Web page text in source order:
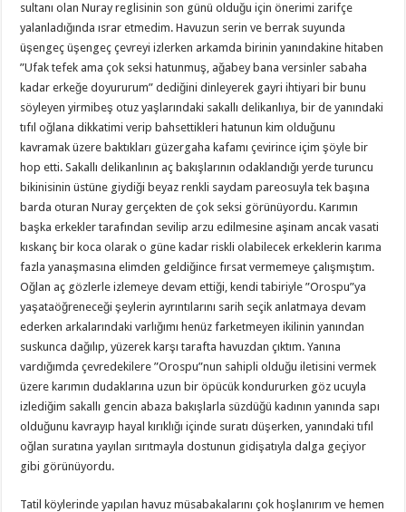
sultanı olan Nuray reglisinin son günü olduğu için önerimi zarifçe
yalanladığında ısrar etmedim. Havuzun serin ve berrak suyunda
üşengeç üşengeç çevreyi izlerken arkamda birinin yanındakine hitaben
”Ufak tefek ama çok seksi hatunmuş, ağabey bana versinler sabaha
kadar erkeğe doyururum” dediğini dinleyerek gayri ihtiyari bir bunu
söyleyen yirmibeş otuz yaşlarındaki sakallı delikanlıya, bir de yanındaki
tıfıl oğlana dikkatimi verip bahsettikleri hatunun kim olduğunu
kavramak üzere baktıkları güzergaha kafamı çevirince içim şöyle bir
hop etti. Sakallı delikanlının aç bakışlarının odaklandığı yerde turuncu
bikinisinin üstüne giydiği beyaz renkli saydam pareosuyla tek başına
barda oturan Nuray gerçekten de çok seksi görünüyordu. Karımın
başka erkekler tarafından sevilip arzu edilmesine aşinam ancak vasati
kıskanç bir koca olarak o güne kadar riskli olabilecek erkeklerin karıma
fazla yanaşmasına elimden geldiğince fırsat vermemeye çalışmıştım.
Oğlan aç gözlerle izlemeye devam ettiği, kendi tabiriyle ”Orospu”ya
yaşataöğreneceği şeylerin ayrıntılarını sarih seçik anlatmaya devam
ederken arkalarındaki varlığımı henüz farketmeyen ikilinin yanından
suskunca dağılıp, yüzerek karşı tarafta havuzdan çıktım. Yanına
vardığımda çevredekilere ”Orospu”nun sahipli olduğu iletisini vermek
üzere karımın dudaklarına uzun bir öpücük kondururken göz ucuyla
izlediğim sakallı gencin abaza bakışlarla süzdüğü kadının yanında sapı
olduğunu kavrayıp hayal kırıklığı içinde suratı düşerken, yanındaki tıfıl
oğlan suratına yayılan sırıtmayla dostunun gidişatıyla dalga geçiyor
gibi görünüyordu.
Tatil köylerinde yapılan havuz müsabakalarını çok hoşlanırım ve hemen